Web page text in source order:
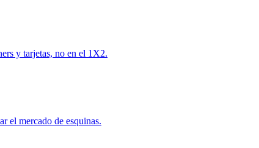
y tarjetas, no en el 1X2.
el mercado de esquinas.